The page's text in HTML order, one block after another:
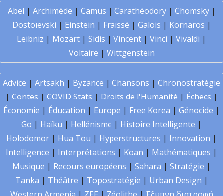
Abel | Archimède | Camus | Carathéodory| Chomsky|
Dostoïevski | Einstein | Fraïssé | Galois | Kornaros |
Leibniz | Mozart | Sidis | Vincent | Vinci | Vivaldi |
Voltaire | Wittgenstein
Advice | Artsakh | Byzance | Chansons | Chronostratégie
| Contes | COVID Stats | Droits de l'Humanité | Échecs |
Économie | Éducation | Europe | Free Korea | Génocide |
Go | Haïku | Hellénisme | Histoire Intelligente |
Holodomor | Hua Tou | Hyperstructures | Innovation |
Intelligence | Interprétations | Koan | Mathématiques |
Musique | Recours européens | Sahara | Stratégie |
Tanka | Théâtre | Topostratégie | Urban Design |